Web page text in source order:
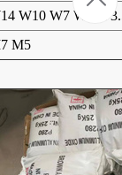
W10 W7 W5
M5